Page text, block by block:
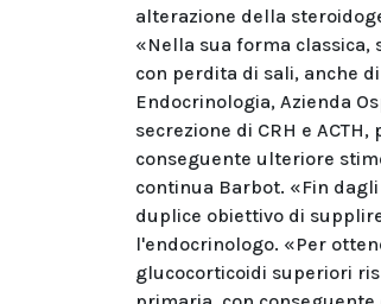
alterazione della
«Nella sua forma
con perdita di sali, anche
Endocrinologia, Azienda
secrezione di CRH e
conseguente ulteriore
continua Barbot. «Fin
duplice obiettivo di
l'endocrinologo. «Per
glucocorticoidi superiori